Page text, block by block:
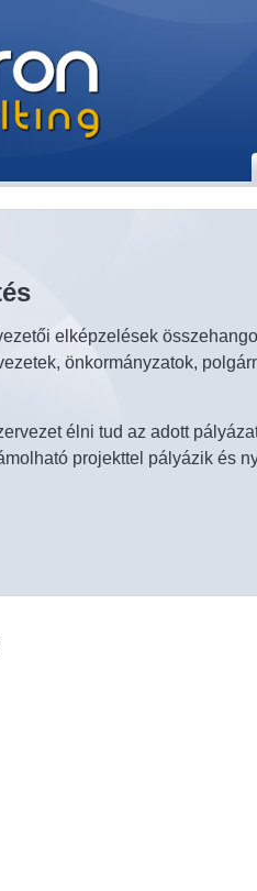
elképzelések
önkormányzatok,
élni tud az adott
projekttel pályázik és